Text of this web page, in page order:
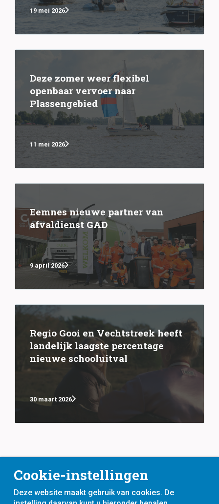
19 mei 2026
Deze zomer weer flexibel
openbaar vervoer naar
Plassengebied
11 mei 2026
Eemnes nieuwe partner van
afvaldienst GAD
9 april 2026
Regio Gooi en Vechtstreek heeft
landelijk laagste percentage
nieuwe schooluitval
30 maart 2026
Cookie-instellingen
Deze website maakt gebruik van cookies. De